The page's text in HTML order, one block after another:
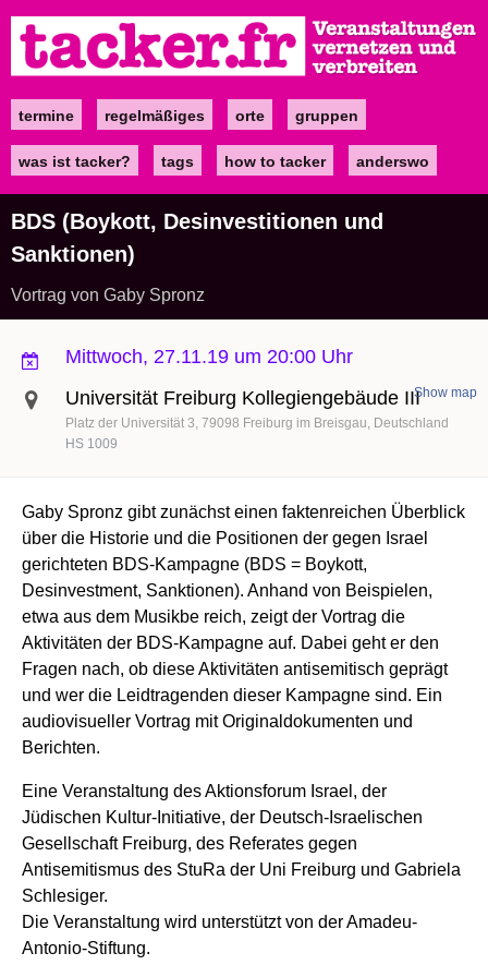
zum
Inhalt
Maintermine regelmäßiges orte gruppen
was ist tacker? tags how to tacker anderswo
BDS (Boykott, Desinvestitionen und
Sanktionen)
Vortrag von Gaby Spronz
Mittwoch, 27.11.19 um 20:00 Uhr
Universität Freiburg Kollegiengebäude III
Platz der Universität 3 79098 Freiburg im Breisgau Deutschland
Show map
HS 1009
Gaby Spronz gibt zunächst einen faktenreichen Überblick
über die Historie und die Positionen der gegen Israel
gerichteten BDS-Kampagne (BDS = Boykott,
Desinvestment, Sanktionen). Anhand von Beispielen,
etwa aus dem Musikbe reich, zeigt der Vortrag die
Aktivitäten der BDS-Kampagne auf. Dabei geht er den
Fragen nach, ob diese Aktivitäten antisemitisch geprägt
und wer die Leidtragenden dieser Kampagne sind. Ein
audiovisueller Vortrag mit Originaldokumenten und
Berichten.
Eine Veranstaltung des Aktionsforum Israel, der
Jüdischen Kultur-Initiative, der Deutsch-Israelischen
Gesellschaft Freiburg, des Referates gegen
Antisemitismus des StuRa der Uni Freiburg und Gabriela
Schlesiger.
Die Veranstaltung wird unterstützt von der Amadeu-
Antonio-Stiftung.